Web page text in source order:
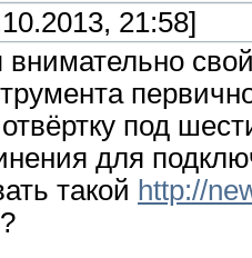
21:58]
внимательно
под
для
такой http://